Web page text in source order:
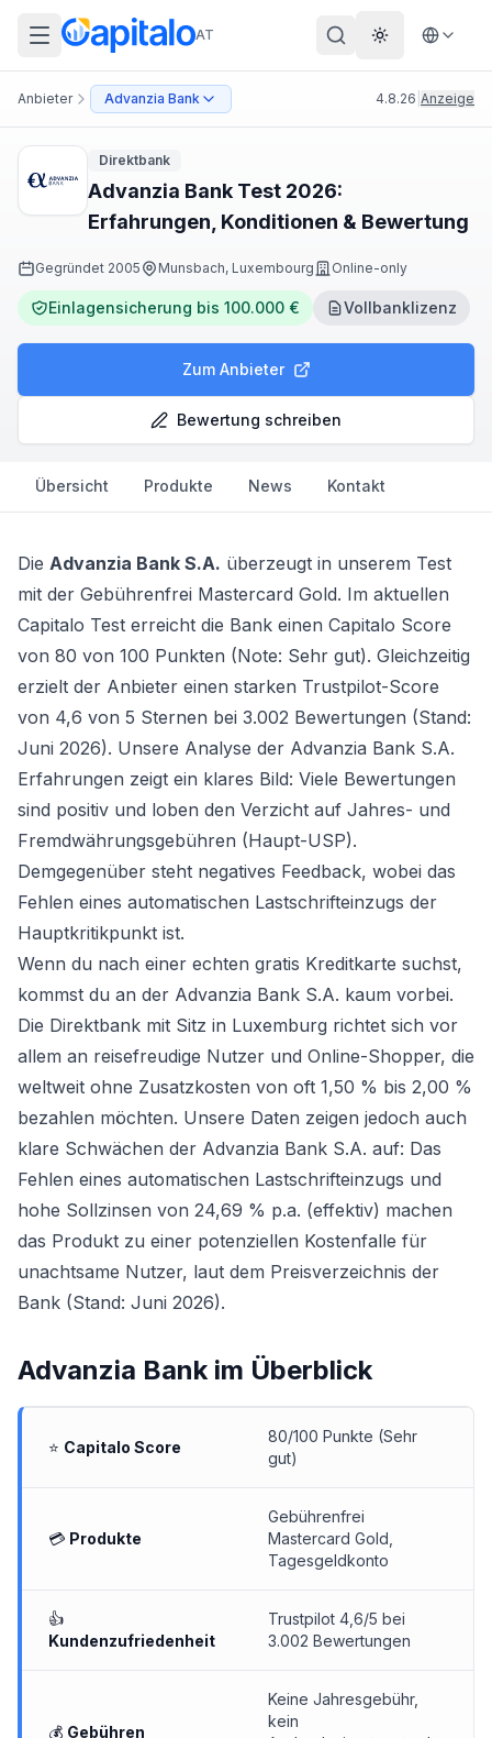
AT Theme
Anbieter Advanzia Bank 4.8.26 Anzeige
Direktbank
Advanzia Bank Test 2026:
Erfahrungen, Konditionen & Bewertung
Gegründet 2005 Munsbach, Luxembourg Online-only
Einlagensicherung bis 100.000 € Vollbanklizenz
Zum Anbieter
Bewertung schreiben
Übersicht Produkte News Kontakt
Die Advanzia Bank S.A. überzeugt in unserem Test
mit der Gebührenfrei Mastercard Gold. Im aktuellen
Capitalo Test erreicht die Bank einen Capitalo Score
von 80 von 100 Punkten (Note: Sehr gut). Gleichzeitig
erzielt der Anbieter einen starken Trustpilot-Score
von 4,6 von 5 Sternen bei 3.002 Bewertungen (Stand:
Juni 2026). Unsere Analyse der Advanzia Bank S.A.
Erfahrungen zeigt ein klares Bild: Viele Bewertungen
sind positiv und loben den Verzicht auf Jahres- und
Fremdwährungsgebühren (Haupt-USP).
Demgegenüber steht negatives Feedback, wobei das
Fehlen eines automatischen Lastschrifteinzugs der
Hauptkritikpunkt ist.
Wenn du nach einer echten gratis Kreditkarte suchst,
kommst du an der Advanzia Bank S.A. kaum vorbei.
Die Direktbank mit Sitz in Luxemburg richtet sich vor
allem an reisefreudige Nutzer und Online-Shopper, die
weltweit ohne Zusatzkosten von oft 1,50 % bis 2,00 %
bezahlen möchten. Unsere Daten zeigen jedoch auch
klare Schwächen der Advanzia Bank S.A. auf: Das
Fehlen eines automatischen Lastschrifteinzugs und
hohe Sollzinsen von 24,69 % p.a. (effektiv) machen
das Produkt zu einer potenziellen Kostenfalle für
unachtsame Nutzer, laut dem Preisverzeichnis der
Bank (Stand: Juni 2026).
Advanzia Bankim Überblick
⭐ Capitalo Score
80/100 Punkte (Sehr
gut)
💳 Produkte
Gebührenfrei
Mastercard Gold,
Tagesgeldkonto
👍
Kundenzufriedenheit
Trustpilot 4,6/5 bei
3.002 Bewertungen
💰 Gebühren
Keine Jahresgebühr,
kein